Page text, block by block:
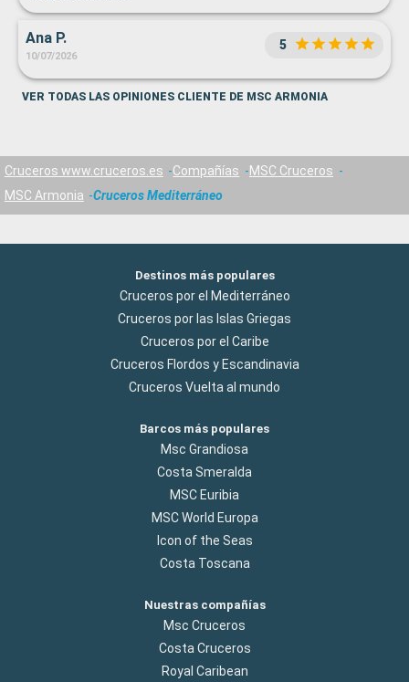
Ana P.
10/07/2026
5
VER TODAS LAS OPINIONES CLIENTE DE MSC ARMONIA
Cruceros www.cruceros.es Compañías
MSC Cruceros
MSC Armonia
Cruceros Mediterráneo
Destinos más populares
Cruceros por el Mediterráneo
Cruceros por las Islas Griegas
Cruceros por el Caribe
Cruceros Flordos y Escandinavia
Cruceros Vuelta al mundo
Barcos más populares
Msc Grandiosa
Costa Smeralda
MSC Euribia
MSC World Europa
Icon of the Seas
Costa Toscana
Nuestras compañías
Msc Cruceros
Costa Cruceros
Royal Caribean